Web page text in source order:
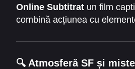
Online Subtitrat un film
combină acțiunea cu
🔍 Atmosferă SF și